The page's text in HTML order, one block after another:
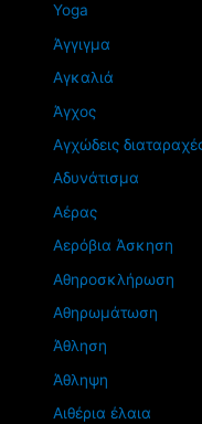
Yoga
Άγγιγμα
Αγκαλιά
Άγχος
Αγχώδεις
Αδυνάτισμα
Αέρας
Αερόβια Άσκηση
Αθηροσκλήρωση
Αθηρωμάτωση
Άθληση
Άθληψη
Αιθέρια έλαια